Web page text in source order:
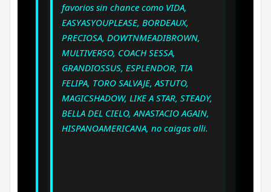
favorios sin chance como VIDA,
EASYASYOUPLEASE, BORDEAUX,
PRECIOSA, DOWTNMEADIBROWN,
MULTIVERSO, COACH SESSA,
GRANDIOSSUS, ESPLENDOR, TIA
FELIPA, TORO SALVAJE, ASTUTO,
MAGICSHADOW, LIKE A STAR, STEADY,
BELLA DEL CIELO, ANASTACIO AGAIN,
HISPANOAMERICANA, no caigas alli.